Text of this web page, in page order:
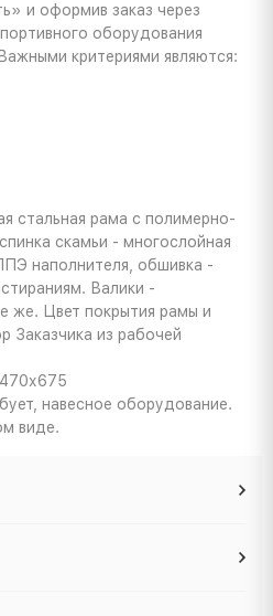
и оформив заказ через
оборудования
критериями являются:
стальная рама с полимерно-
скамьи - многослойная
наполнителя, обшивка -
Валики -
же. Цвет покрытия рамы и
Заказчика из рабочей
навесное оборудование.
виде.